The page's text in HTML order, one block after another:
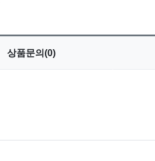
상품문의(0)